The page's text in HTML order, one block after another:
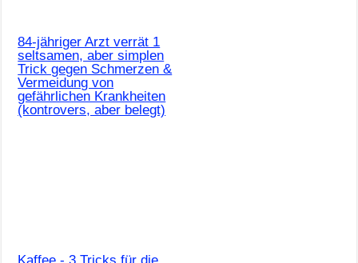
84-jähriger Arzt verrät 1
seltsamen, aber simplen
Trick gegen Schmerzen &
Vermeidung von
gefährlichen Krankheiten
(kontrovers, aber belegt)